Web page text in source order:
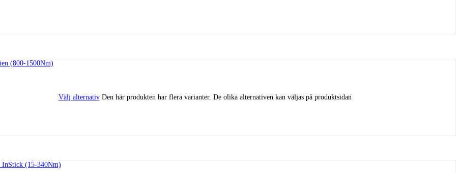
Välj alternativ Den här produkten har flera varianter. De olika alternativen kan väljas på produktsidan